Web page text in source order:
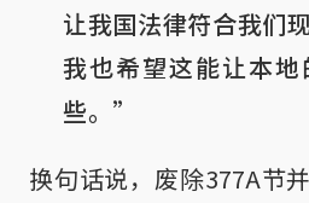
让我国法律符合我们
我也希望这能让本
些。”
换句话说，废除377A节